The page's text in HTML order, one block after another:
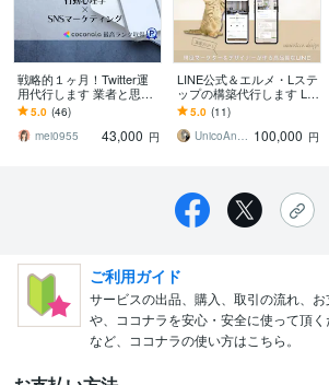
戦略的１ヶ月！Twitter運
用代行します 業者と思わ
せない！運用立ち上げサ
ポートあり！
5.0 (46)
mei0955
43,000 円
LINE公式＆エルメ・Lステ
ップの構築代行します LIN
E導線×マーケ設計xデザイ
ンで「売れる仕組み」を
自動化
5.0 (11)
UnicoAndCo Design 100,000 円
ご利用ガイド
サービスの出品、購入、取引の流れ、
や、ココナラを安心・安全に使って頂
など、ココナラの使い方はこちら。